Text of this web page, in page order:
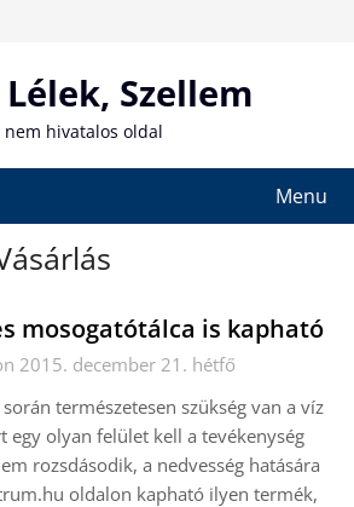
Szellem
nem hivatalos oldal
Menu
mosogatótálca is kapható
2015. december 21. hétfő
természetesen szükség van a víz
egy olyan felület kell a tevékenység
rozsdásodik, a nedvesség hatására
oldalon kapható ilyen termék,